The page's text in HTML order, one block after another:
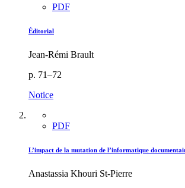
PDF
Éditorial
Jean-Rémi Brault
p. 71–72
Notice
PDF
L’impact de la mutation de l’informatique
Anastassia Khouri St-Pierre